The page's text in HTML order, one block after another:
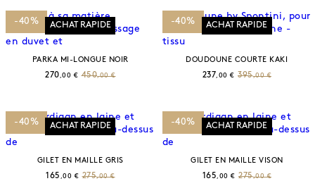
-40% ACHAT RAPIDE
PARKA MI-LONGUE NOIR
270 ,00 € 450,00 €
-40% ACHAT RAPIDE
DOUDOUNE COURTE KAKI
237,00 € 395,00 €
-40% ACHAT RAPIDE
GILET EN MAILLE GRIS
165 ,00 € 275,00 €
-40% ACHAT RAPIDE
GILET EN MAILLE VISON
165 ,00 € 275,00 €